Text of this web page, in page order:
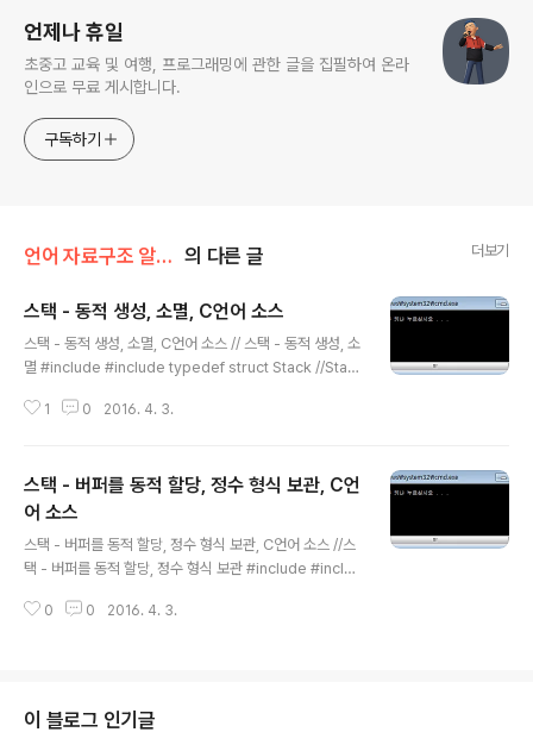
언제나 휴일
초중고 교육 및 여행, 프로그래밍에 관한 글을 집필하여 온라
인으로 무료 게시합니다.
구독하기
언어 자료구조 알고리즘/C언어 예제 의 다른 글 더보기
스택 - 동적 생성, 소멸, C언어 소스
스택 - 동적 생성, 소멸, C언어 소스 // 스택 - 동적 생성, 소
멸 #include #include typedef struct Stack //Stac
int top; //가장 최근에 보관한 인덱스}Stack; Stack *Ne
스택이 꽉 찼는지 확인int IsEmpty(Stack *stack); //스
택이 비었는지 확인void Push(Stack *stack, int dat
a); //스택에 보관int Pop(Stack *stack); //스택에서 꺼
냄 int m..
1 0 2016. 4. 3.
스택 - 버퍼를 동적 할당, 정수 형식 보관, C언
어 소스
스택 - 버퍼를 동적 할당, 정수 형식 보관, C언어 소스 //스
택 - 버퍼를 동적 할당, 정수 형식 보관 #include #includ
uf;//저장소 int ssize;//저장소 크기 int top; //가장 최근
택이 비었는지 확인 void Push(Stack *stack, int dat
a); //스택에 보관 int Pop(Stack *stack); //스택에서 꺼
0 0 2016. 4. 3.
이 블로그 인기글